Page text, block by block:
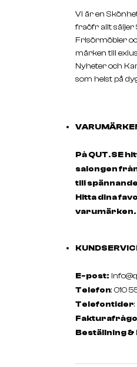
Vi är en
fraöfr allt säljer
Frisörmöbler
märken till
Nyheter och
som helst på
På QUT.SE
salongen
till
Hitta dina
varumärken.
E-post:
Telefon: 010
Telefontider
Beställning